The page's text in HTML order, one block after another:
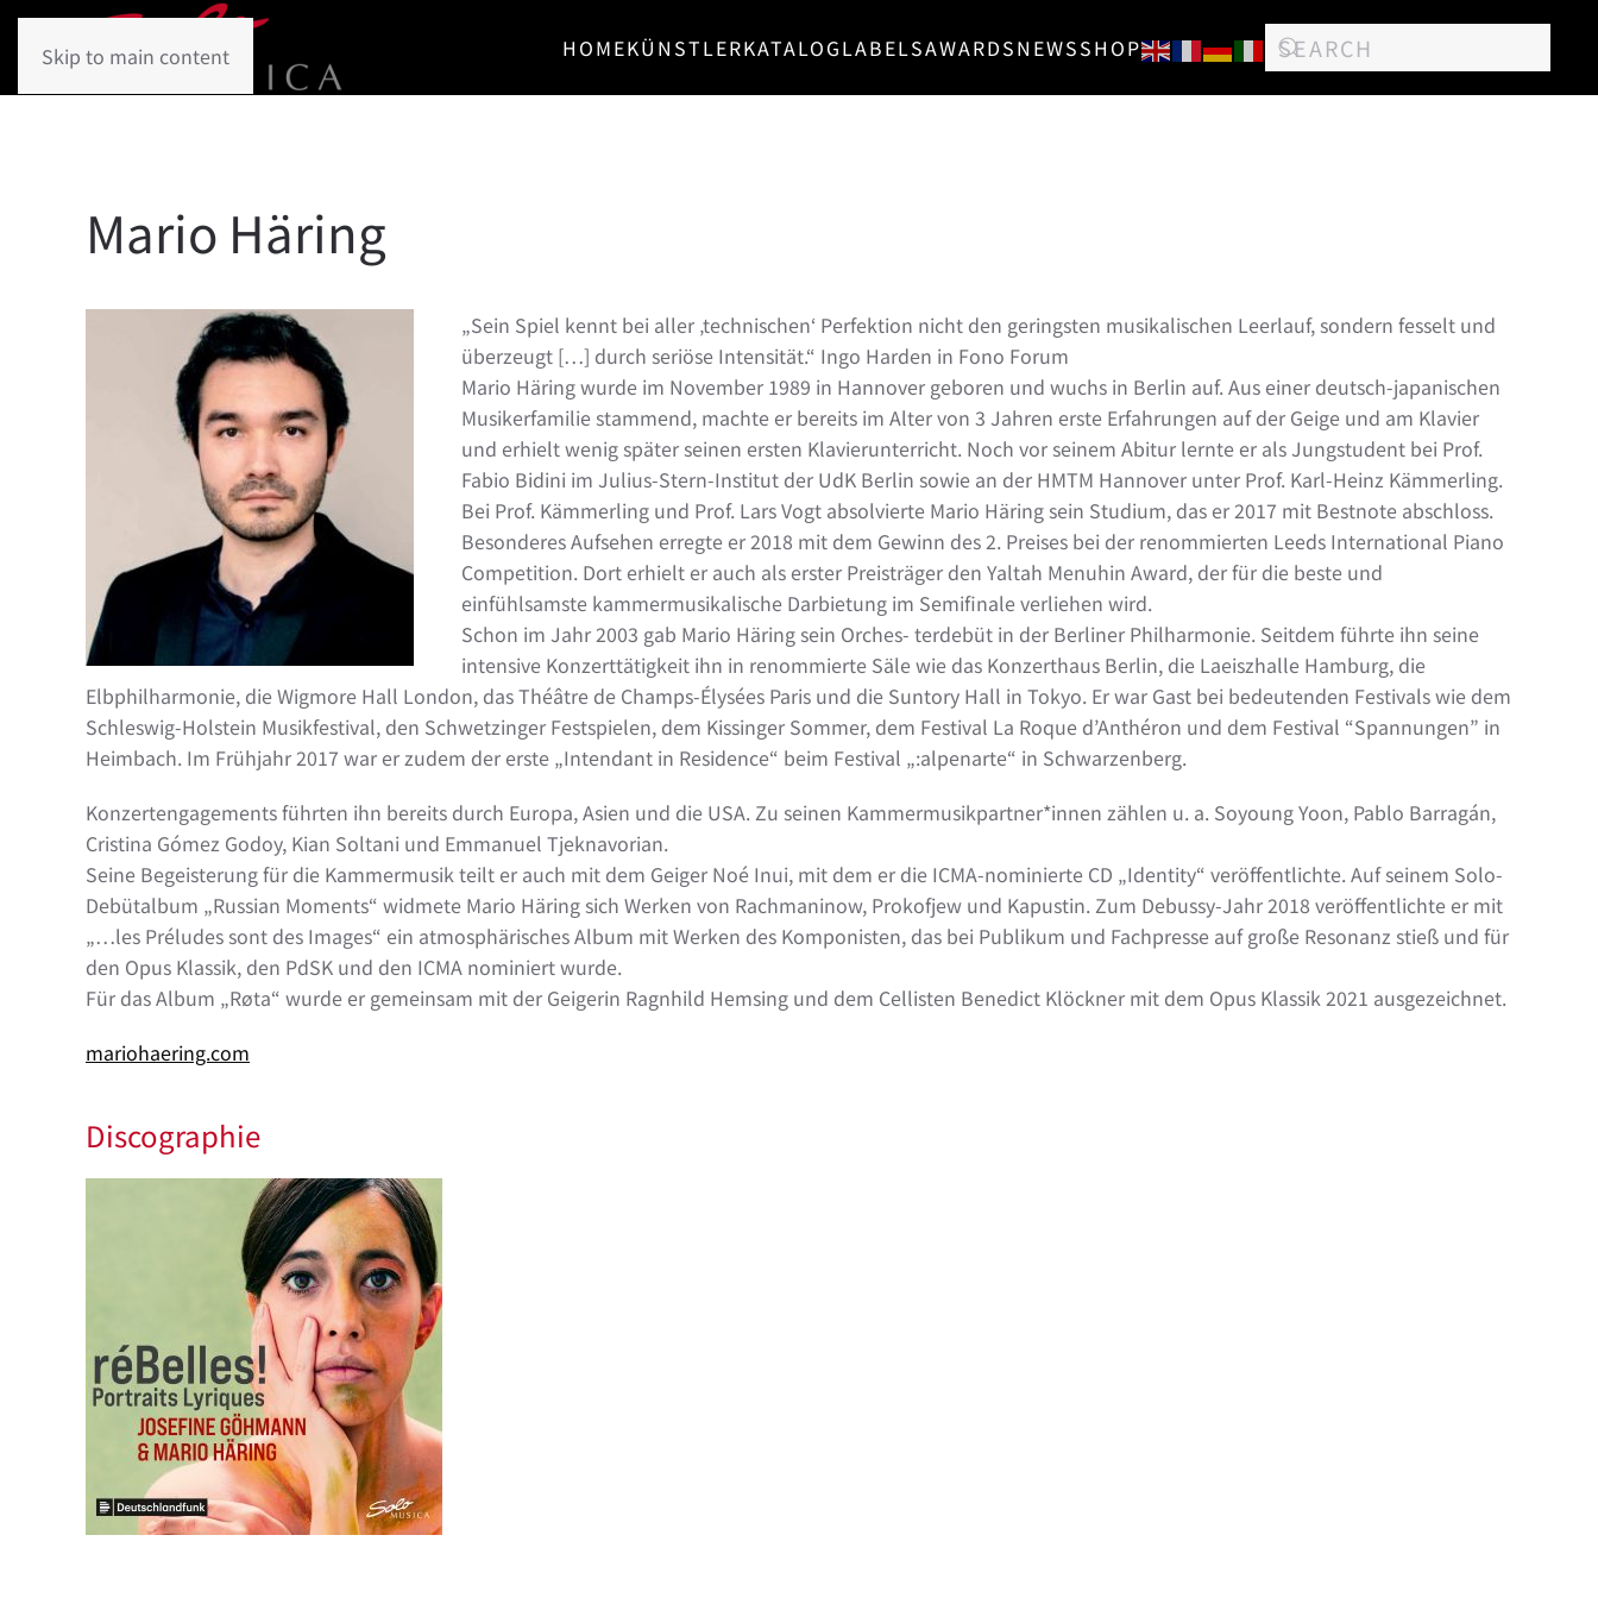
Skip to main content HOMEKÜNSTLERKATALOGLABELSAWARDSNEWSSHOP
Mario Häring
„Sein Spiel kennt bei aller ‚technischen‘ Perfektion nicht den geringsten musikalischen Leerlauf, sondern fesselt und
überzeugt […] durch seriöse Intensität.“ Ingo Harden in Fono Forum
Mario Häring wurde im November 1989 in Hannover geboren und wuchs in Berlin auf. Aus einer deutsch-japanischen
Musikerfamilie stammend, machte er bereits im Alter von 3 Jahren erste Erfahrungen auf der Geige und am Klavier
und erhielt wenig später seinen ersten Klavierunterricht. Noch vor seinem Abitur lernte er als Jungstudent bei Prof.
Fabio Bidini im Julius-Stern-Institut der UdK Berlin sowie an der HMTM Hannover unter Prof. Karl-Heinz Kämmerling.
Bei Prof. Kämmerling und Prof. Lars Vogt absolvierte Mario Häring sein Studium, das er 2017 mit Bestnote abschloss.
Besonderes Aufsehen erregte er 2018 mit dem Gewinn des 2. Preises bei der renommierten Leeds International Piano
Competition. Dort erhielt er auch als erster Preisträger den Yaltah Menuhin Award, der für die beste und
einfühlsamste kammermusikalische Darbietung im Semifinale verliehen wird.
Schon im Jahr 2003 gab Mario Häring sein Orches- terdebüt in der Berliner Philharmonie. Seitdem führte ihn seine
intensive Konzerttätigkeit ihn in renommierte Säle wie das Konzerthaus Berlin, die Laeiszhalle Hamburg, die
Elbphilharmonie, die Wigmore Hall London, das Théâtre de Champs-Élysées Paris und die Suntory Hall in Tokyo. Er war Gast bei bedeutenden Festivals wie dem
Schleswig-Holstein Musikfestival, den Schwetzinger Festspielen, dem Kissinger Sommer, dem Festival La Roque d’Anthéron und dem Festival “Spannungen” in
Heimbach. Im Frühjahr 2017 war er zudem der erste „Intendant in Residence“ beim Festival „:alpenarte“ in Schwarzenberg.
Konzertengagements führten ihn bereits durch Europa, Asien und die USA. Zu seinen Kammermusikpartner*innen zählen u. a. Soyoung Yoon, Pablo Barragán,
Cristina Gómez Godoy, Kian Soltani und Emmanuel Tjeknavorian.
Seine Begeisterung für die Kammermusik teilt er auch mit dem Geiger Noé Inui, mit dem er die ICMA-nominierte CD „Identity“ veröffentlichte. Auf seinem Solo-
Debütalbum „Russian Moments“ widmete Mario Häring sich Werken von Rachmaninow, Prokofjew und Kapustin. Zum Debussy-Jahr 2018 veröffentlichte er mit
„…les Préludes sont des Images“ ein atmosphärisches Album mit Werken des Komponisten, das bei Publikum und Fachpresse auf große Resonanz stieß und für
den Opus Klassik, den PdSK und den ICMA nominiert wurde.
Für das Album „Røta“ wurde er gemeinsam mit der Geigerin Ragnhild Hemsing und dem Cellisten Benedict Klöckner mit dem Opus Klassik 2021 ausgezeichnet.
mariohaering.com
Discographie